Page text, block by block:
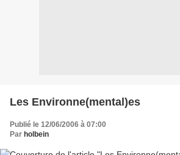
Les Environne(mental)es
Publié le 12/06/2006 à 07:00
Par holbein